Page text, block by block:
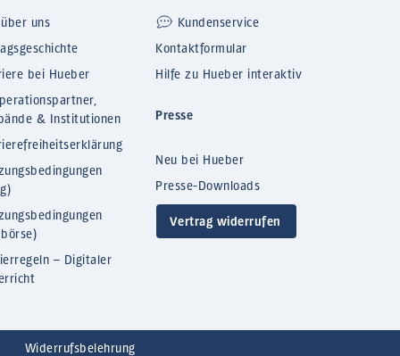
uns
bei Hueber
& Institutionen
– Digitaler
Kundenservice
Kontaktformular
Hilfe zu Hueber interaktiv
Presse
Neu bei Hueber
Presse-Downloads
Vertrag widerrufen
Widerrufsbelehrung